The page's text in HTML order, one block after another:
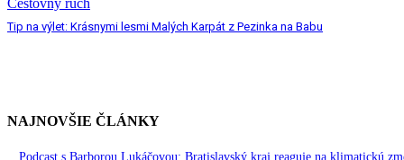
Tip na výlet: Krásnymi lesmi Malých Karpát z Pezinka na Babu
NAJNOVŠIE ČLÁNKY
Podcast s Barborou Lukáčovou: Bratislavský kraj reaguje na klimatickú